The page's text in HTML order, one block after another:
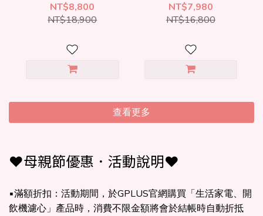
NT$8,800
NT$18,900
NT$7,980
NT$16,800
查看更多
❤️母親節優惠．活動說明❤️
▪滿額折扣：活動期間，於GPLUS官網購買「生活家電、開
飲機濾心」產品時，消費不限金額將會於結帳時自動折抵